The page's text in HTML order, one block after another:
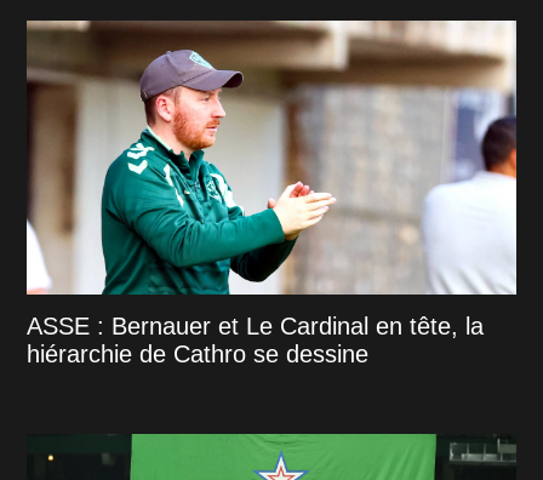
ASSE : Bernauer et Le Cardinal en tête, la
hiérarchie de Cathro se dessine